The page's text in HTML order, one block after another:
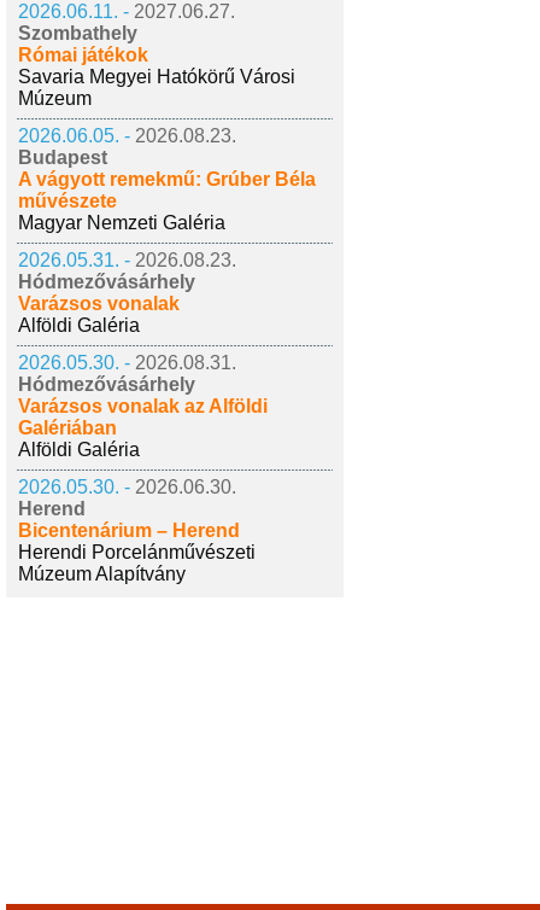
2026.06.11. - 2027.06.27.
Szombathely
Római játékok
Savaria Megyei Hatókörű Városi
Múzeum
2026.06.05. - 2026.08.23.
Budapest
A vágyott remekmű: Grúber Béla
művészete
Magyar Nemzeti Galéria
2026.05.31. - 2026.08.23.
Hódmezővásárhely
Varázsos vonalak
Alföldi Galéria
2026.05.30. - 2026.08.31.
Hódmezővásárhely
Varázsos vonalak az Alföldi
Galériában
Alföldi Galéria
2026.05.30. - 2026.06.30.
Herend
Bicentenárium – Herend
Herendi Porcelánművészeti
Múzeum Alapítvány